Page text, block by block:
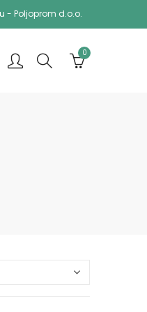
- Poljoprom d.o.o.
0